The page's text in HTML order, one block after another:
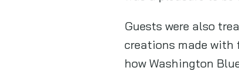
Guests were also
creations made with
how Washington